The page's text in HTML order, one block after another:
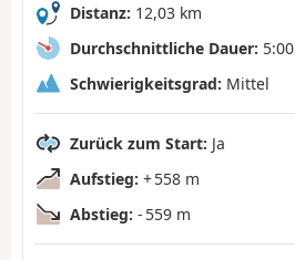
Distanz: 12,03 km
Durchschnittliche Dauer:
Schwierigkeitsgrad: Mittel
Zurück zum Start: Ja
Aufstieg: + 558 m
Abstieg: - 559 m